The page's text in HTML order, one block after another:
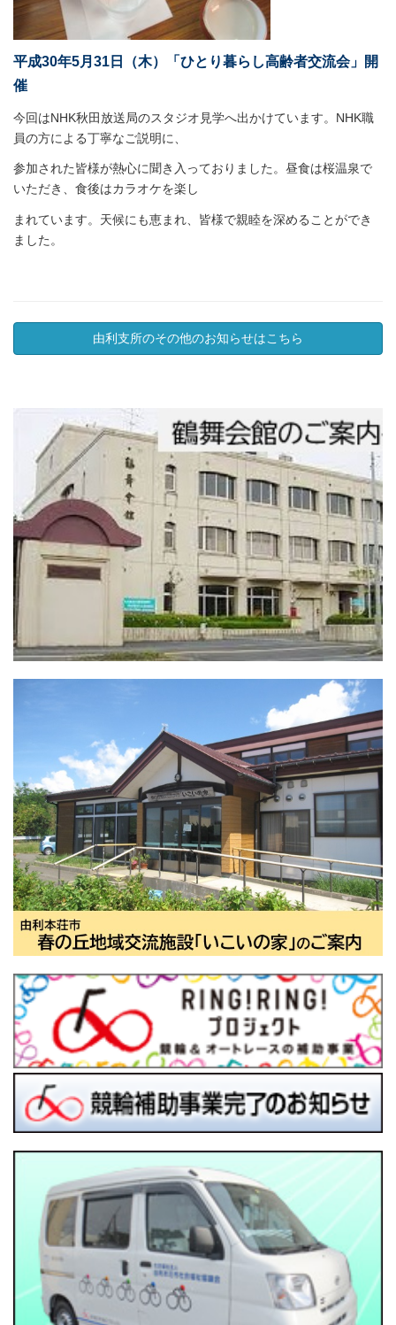
平成30年5月31日（木）「ひとり暮らし高齢者交流会」開
催
今回はNHK秋田放送局のスタジオ見学へ出かけています。NHK職
員の方による丁寧なご説明に、
参加された皆様が熱心に聞き入っておりました。昼食は桜温泉で
いただき、食後はカラオケを楽し
まれています。天候にも恵まれ、皆様で親睦を深めることができ
ました。
由利支所のその他のお知らせはこちら